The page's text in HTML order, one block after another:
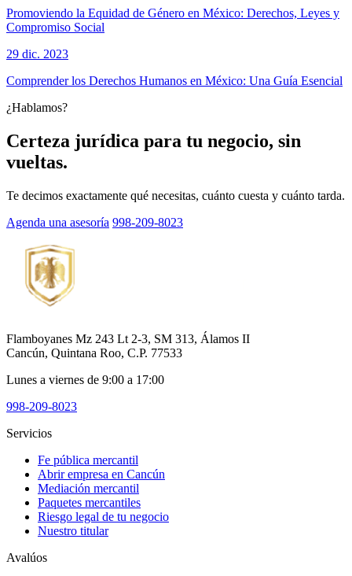
Promoviendo la Equidad de Género en México: Derechos, Leyes y
Compromiso Social
29 dic. 2023
Comprender los Derechos Humanos en México: Una Guía Esencial
¿Hablamos?
Certeza jurídica para tu negocio, sin
vueltas.
Te decimos exactamente qué necesitas, cuánto cuesta y cuánto tarda.
Agenda una asesoría 998-209-8023
Flamboyanes Mz 243 Lt 2-3, SM 313, Álamos II
Cancún, Quintana Roo, C.P. 77533
Lunes a viernes de 9:00 a 17:00
998-209-8023
Servicios
Fe pública mercantil
Abrir empresa en Cancún
Mediación mercantil
Paquetes mercantiles
Riesgo legal de tu negocio
Nuestro titular
Avalúos